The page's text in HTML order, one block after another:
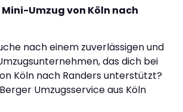
Umzug von Köln nach
nach einem zuverlässigen und
das dich bei
Köln nach Randers unterstützt?
Umzugsservice aus Köln